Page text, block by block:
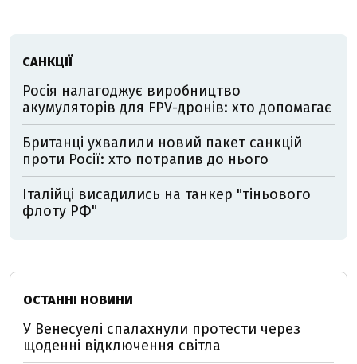
САНКЦІЇ
Росія налагоджує виробництво
акумуляторів для FPV-дронів: хто допомагає
Британці ухвалили новий пакет санкцій
проти Росії: хто потрапив до нього
Італійці висадились на танкер "тіньового
флоту РФ"
ОСТАННІ НОВИНИ
У Венесуелі спалахнули протести через
щоденні відключення світла